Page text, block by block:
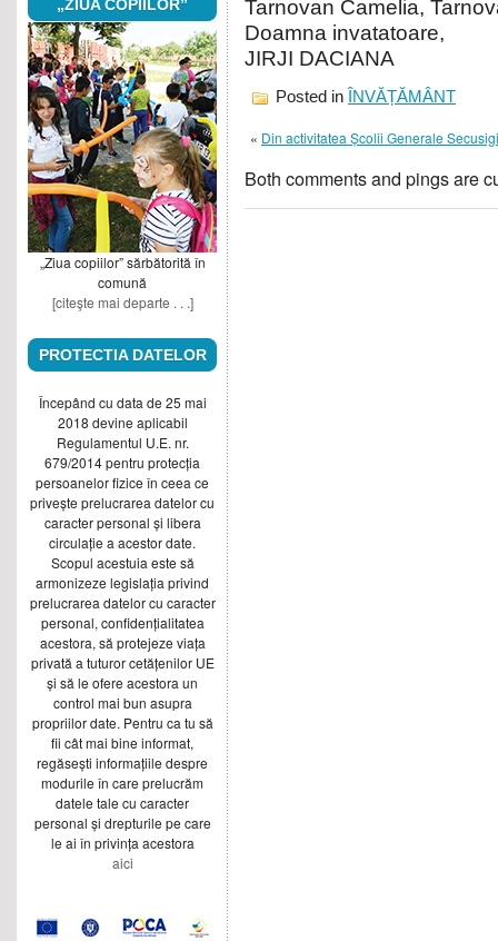
„ZIUA COPIILOR”
„Ziua copiilor” sărbătorită în
comună
[citeşte mai departe . . .]
PROTECTIA DATELOR
Începând cu data de 25 mai
2018 devine aplicabil
Regulamentul U.E. nr.
679/2014 pentru protecția
persoanelor fizice în ceea ce
privește prelucrarea datelor cu
caracter personal și libera
circulație a acestor date.
Scopul acestuia este să
armonizeze legislația privind
prelucrarea datelor cu caracter
personal, confidențialitatea
acestora, să protejeze viața
privată a tuturor cetățenilor UE
și să le ofere acestora un
control mai bun asupra
propriilor date. Pentru ca tu să
fii cât mai bine informat,
regăsești informațiile despre
modurile în care prelucrăm
datele tale cu caracter
personal și drepturile pe care
le ai în privința acestora
aici
Tarnovan Camelia,
Doamna invatatoare,
JIRJI DACIANA
Posted in ÎNVĂȚĂMÂNT
« Din activitatea Școlii Generale
Both comments and pings are